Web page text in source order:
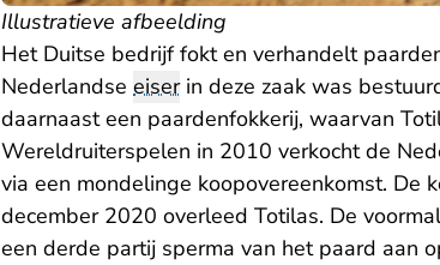
Illustratieve afbeelding
Het Duitse bedrijf fokt en verhandelt
Nederlandse eiserin deze zaak was
daarnaast een paardenfokkerij, waarvan
Wereldruiterspelen in 2010 verkocht de
via een mondelinge koopovereenkomst. De
december 2020 overleed Totilas. De
een derde partij sperma van het paard aan